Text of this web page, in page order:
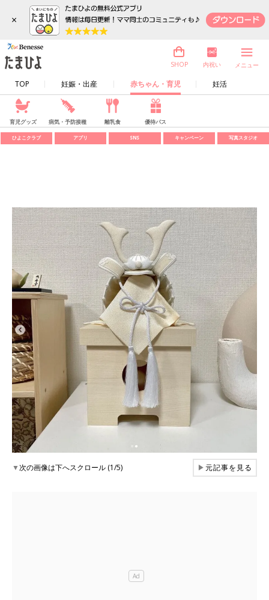
×
TOP 妊娠・出産 赤ちゃん・育児 妊活
SHOP 内祝い メニュー
育児グッズ 病気・予防接種 離乳食 優待パス
ひよこクラブ アプリ SNS キャンペーン 写真スタジオ
▼次の画像は下へスクロール (1/5) ▶元記事を見る